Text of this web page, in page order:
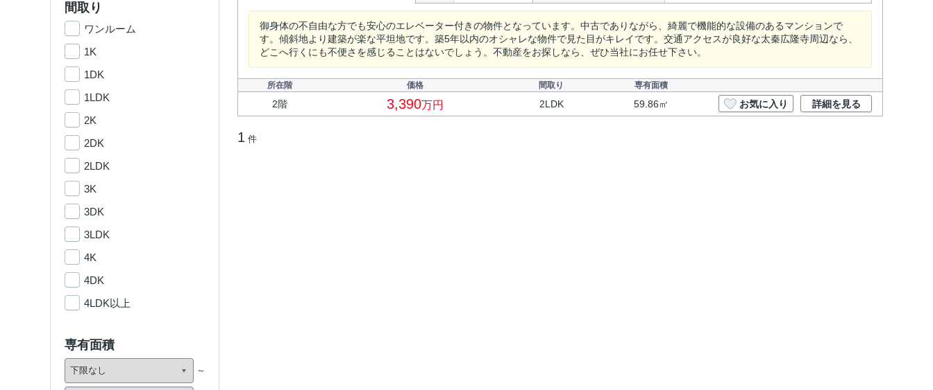
御身体の不自由な方でも安心のエレベーター付きの物件となっています。中古でありながら、綺麗で機能的な設備のあるマンションで
す。傾斜地より建築が楽な平坦地です。築5年以内のオシャレな物件で見た目がキレイです。交通アクセスが良好な太秦広隆寺周辺なら、
どこへ行くにも不便さを感じることはないでしょう。不動産をお探しなら、ぜひ当社にお任せ下さい。
所在階 価格 間取り 専有面積
2階 3,390万円 2LDK 59.86㎡ お気に入り 詳細を見る
1 件
間取り
ワンルーム
1K
1DK
1LDK
2K
2DK
2LDK
3K
3DK
3LDK
4K
4DK
4LDK以上
専有面積